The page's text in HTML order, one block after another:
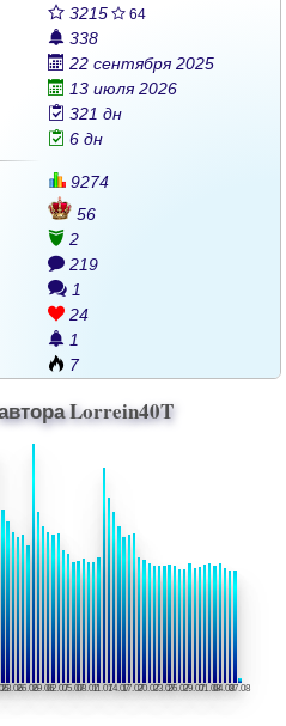
3215 64
338
22 сентября 2025
13 июля 2026
321 дн
6 дн
9274
56
2
219
1
24
1
7
Lorrein40T
23.0626.0629.0602.0705.0708.0711.0714.0717.0720.0723.0726.0729.0701.0804.0807.08